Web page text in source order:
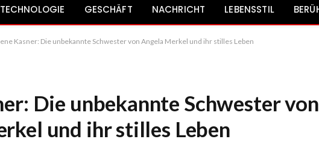
TECHNOLOGIE GESCHÄFT NACHRICHT LEBENSSTIL
Kasner: Die unbekannte Schwester von Angela Merkel und ihr stilles Leben
Die unbekannte Schwester von
und ihr stilles Leben